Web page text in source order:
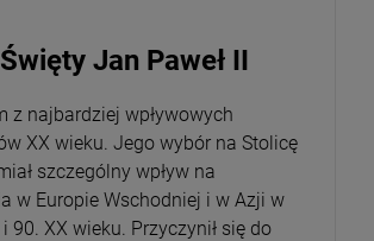
Jan Paweł II
z najbardziej wpływowych
XX wieku. Jego wybór na Stolicę
szczególny wpływ na
w Europie Wschodniej i w Azji w
90. XX wieku. Przyczynił się do